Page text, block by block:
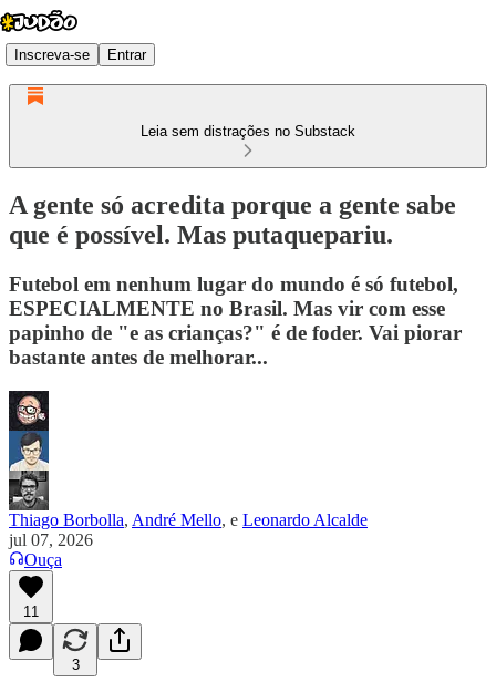
Inscreva-se Entrar
Leia sem distrações no Substack
A gente só acredita porque a gente sabe
que é possível. Mas putaquepariu.
Futebol em nenhum lugar do mundo é só futebol,
ESPECIALMENTE no Brasil. Mas vir com esse
papinho de "e as crianças?" é de foder. Vai piorar
bastante antes de melhorar...
Thiago Borbolla, André Mello, e Leonardo Alcalde
jul 07, 2026
Ouça
11
3